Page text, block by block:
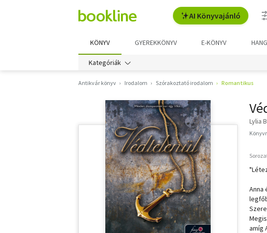
AI Könyvajánló
KÖNYV GYEREKKÖNYV E-KÖNYV
Kategóriák
Antikvár könyv Irodalom Szórakoztató irodalom Romantikus
Lylia
Anna
amíg